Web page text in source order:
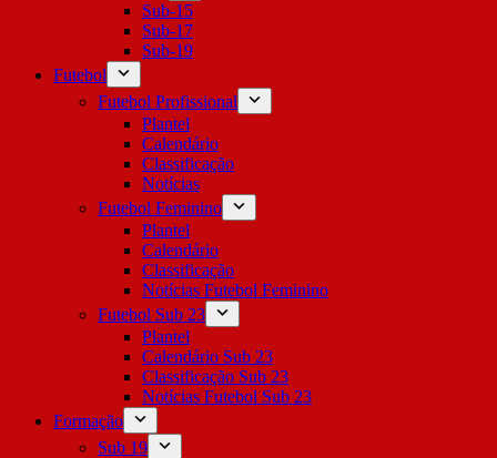
Sub-15
Sub-17
Sub-19
Futebol
Futebol Profissional
Plantel
Calendário
Classificação
Notícias
Futebol Feminino
Plantel
Calendário
Classificação
Notícias Futebol Feminino
Futebol Sub 23
Plantel
Calendário Sub 23
Classificação Sub 23
Notícias Futebol Sub 23
Formação
Sub 19